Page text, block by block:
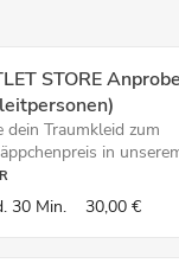
STORE
dein Traumkleid zum
in
30 Min. 30,00 €